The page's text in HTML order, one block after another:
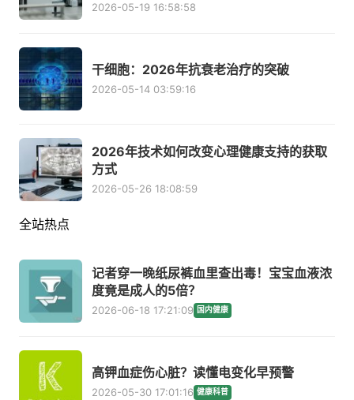
2026-05-19 16:58:58
干细胞：2026年抗衰老治疗的突破
2026-05-14 03:59:16
2026年技术如何改变心理健康支持的获取
方式
2026-05-26 18:08:59
全站热点
记者穿一晚纸尿裤血里查出毒！宝宝血液浓
度竟是成人的5倍？
2026-06-18 17:21:09 国内健康
高钾血症伤心脏？读懂电变化早预警
2026-05-30 17:01:16 健康科普